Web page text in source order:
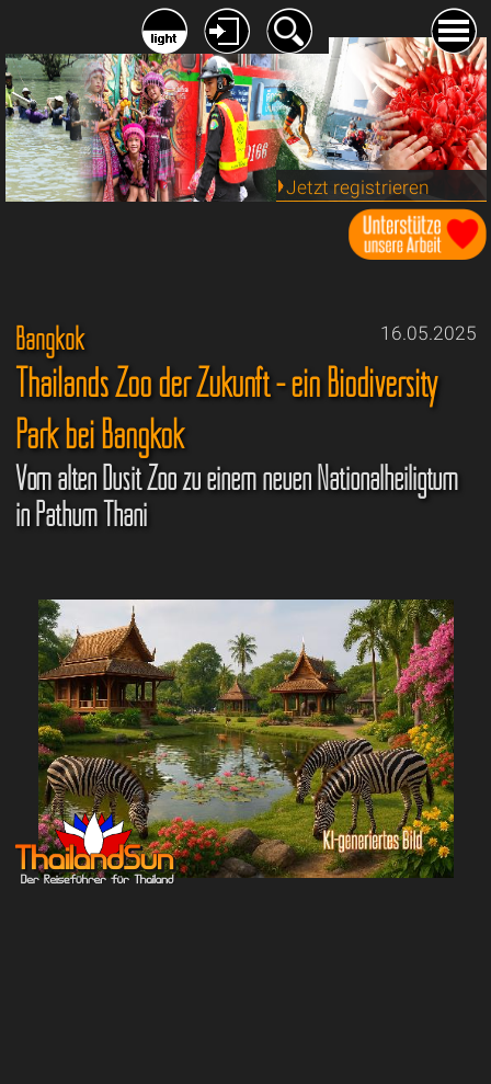
Jetzt registrieren
16.05.2025
Bangkok
Thailands Zoo der Zukunft - ein Biodiversity
Park bei Bangkok
Vom alten Dusit Zoo zu einem neuen Nationalheiligtum
in Pathum Thani